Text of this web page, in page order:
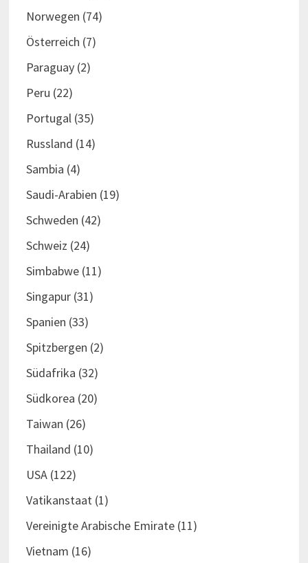
Norwegen (74)
Österreich (7)
Paraguay(2)
Peru (22)
Portugal(35)
Russland (14)
Sambia (4)
Saudi-Arabien (19)
Schweden (42)
Schweiz (24)
Simbabwe(11)
Singapur(31)
Spanien (33)
Spitzbergen (2)
Südafrika (32)
Südkorea (20)
Taiwan (26)
Thailand (10)
USA(122)
Vatikanstaat(1)
Vereinigte Arabische Emirate(11)
Vietnam (16)